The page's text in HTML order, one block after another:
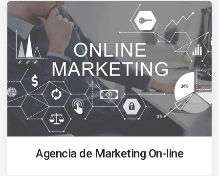
Agencia de Marketing On-line